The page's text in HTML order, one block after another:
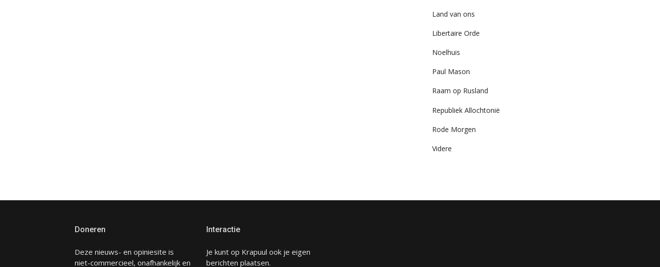
Land van ons
Libertaire Orde
Noelhuis
Paul Mason
Raam op Rusland
Republiek Allochtonië
Rode Morgen
Videre
Doneren
Deze nieuws- en opiniesite is
niet-commercieel, onafhankelijk en
Interactie
Je kunt op Krapuul ook je eigen
berichten plaatsen.